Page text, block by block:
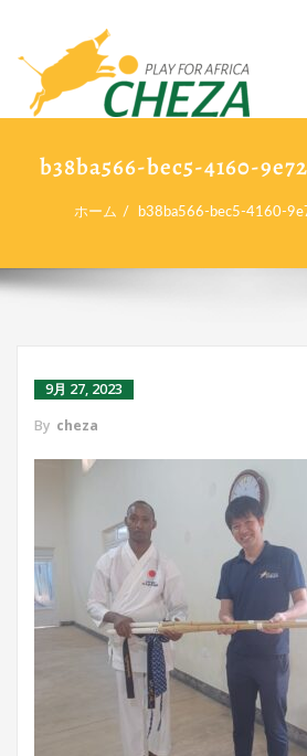
b38ba566-bec5-4160-
ホーム b38ba566-bec5-4160-
9月 27, 2023
By cheza